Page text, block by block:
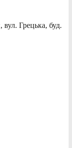
Грецька, буд.